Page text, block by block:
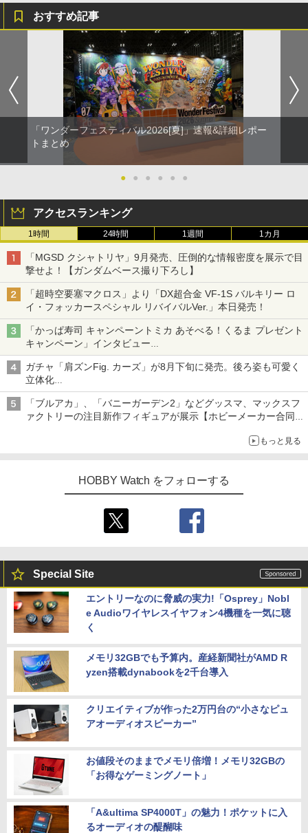
おすすめ記事
「ワンダーフェスティバル2026[夏]」速報&詳細レポー
トまとめ
● ● ● ● ● ●
アクセスランキング
1時間 24時間 1週間 1カ月
「MGSD クシャトリヤ」9月発売、圧倒的な情報密度を展示で目
撃せよ！【ガンダムベース撮り下ろし】
「超時空要塞マクロス」より「DX超合金 VF-1S バルキリー ロ
イ・フォッカースペシャル リバイバルVer.」本日発売！
「かっぱ寿司 キャンペーントミカ あそべる！くるま プレゼント
キャンペーン」インタビュー
子どもが楽しめるかっぱ寿司ならではの体験とコラボの楽しさを
追求
ガチャ「肩ズンFig. カーズ」が8月下旬に発売。後ろ姿も可愛く
立体化
ライトニング・マックィーンやメーターなど4種がラインナップ
「ブルアカ」、「バニーガーデン2」などグッスマ、マックスフ
ァクトリーの注目新作フィギュアが展示【ホビーメーカー合同展
もっと見る
HOBBY Watch をフォローする
Special Site
エントリーなのに脅威の実力!「Osprey」Nobl
e Audioワイヤレスイヤフォン4機種を一気に聴
く
メモリ32GBでも予算内。産経新聞社がAMD R
yzen搭載dynabookを2千台導入
クリエイティブが作った2万円台の“小さなピュ
アオーディオスピーカー”
お値段そのままでメモリ倍増！メモリ32GBの
「お得なゲーミングノート」
「A&ultima SP4000T」の魅力！ポケットに入
るオーディオの醍醐味